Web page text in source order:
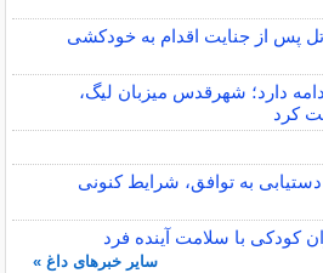
پس از جنایت اقدام به خودکشی
دارد؛ شهرقدس میزبان لیگ،
به توافق، شرایط کنونی
کودکی با سلامت آینده فرد
سایر خبرهای داغ »